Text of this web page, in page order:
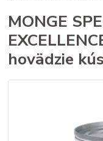
MONGE
hovädzie